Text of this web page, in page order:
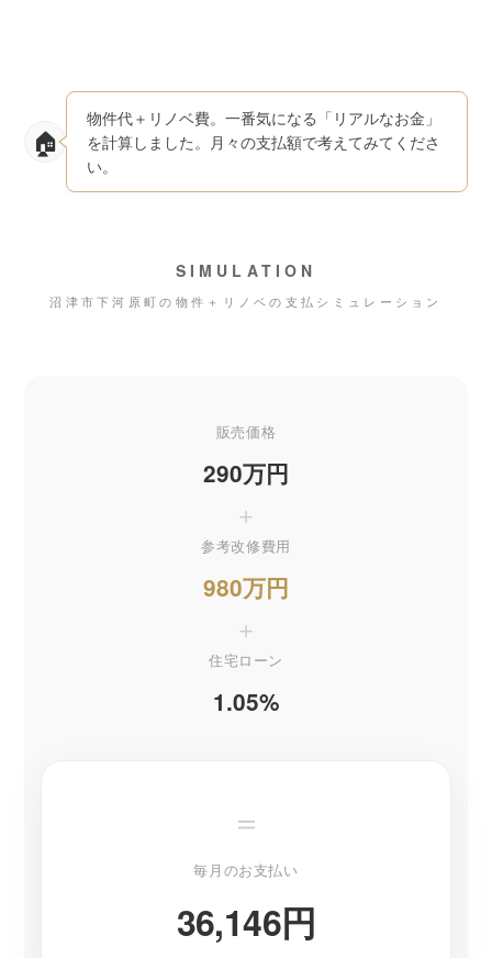
物件代＋リノベ費。一番気になる「リアルなお金」
を計算しました。月々の支払額で考えてみてくださ
い。
SIMULATION
沼津市下河原町の物件＋リノベの支払シミュレーション
販売価格
290万円
＋
参考改修費用
980万円
＋
住宅ローン
1.05%
＝
毎月のお支払い
36,146円